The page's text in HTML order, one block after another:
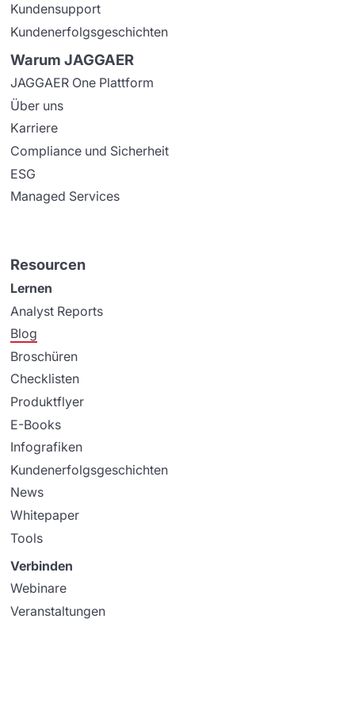
Kundensupport
Kundenerfolgsgeschichten
Warum JAGGAER
JAGGAER One Plattform
Über uns
Karriere
Compliance und Sicherheit
ESG
Managed Services
Resourcen
Lernen
Analyst Reports
Blog
Broschüren
Checklisten
Produktflyer
E-Books
Infografiken
Kundenerfolgsgeschichten
News
Whitepaper
Tools
Verbinden
Webinare
Veranstaltungen